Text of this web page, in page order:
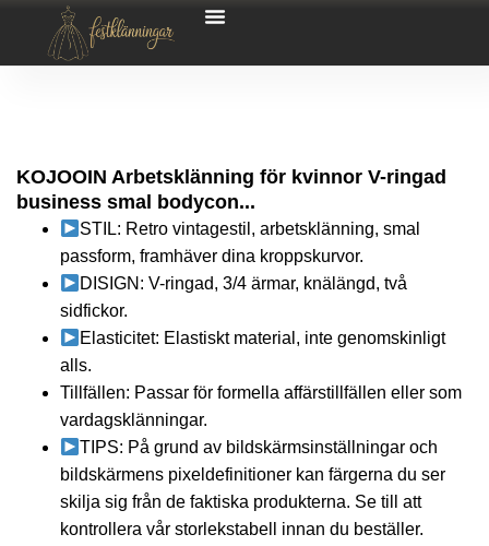
KOJOOIN Arbetsklänning för kvinnor V-ringad
business smal bodycon...
STIL: Retro vintagestil, arbetsklänning, smal
passform, framhäver dina kroppskurvor.
DISIGN: V-ringad, 3/4 ärmar, knälängd, två
sidfickor.
Elasticitet: Elastiskt material, inte genomskinligt
alls.
Tillfällen: Passar för formella affärstillfällen eller som
vardagsklänningar.
TIPS: På grund av bildskärmsinställningar och
bildskärmens pixeldefinitioner kan färgerna du ser
skilja sig från de faktiska produkterna. Se till att
kontrollera vår storlekstabell innan du beställer.